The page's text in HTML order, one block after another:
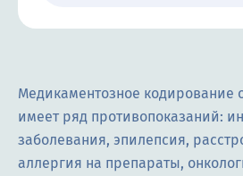
Медикаментозное кодирование
имеет ряд противопоказаний:
заболевания, эпилепсия,
аллергия на препараты,